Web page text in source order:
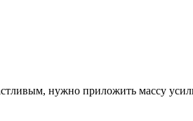
нужно приложить массу